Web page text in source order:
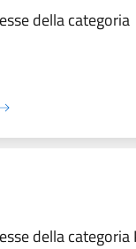
della categoria
della categoria